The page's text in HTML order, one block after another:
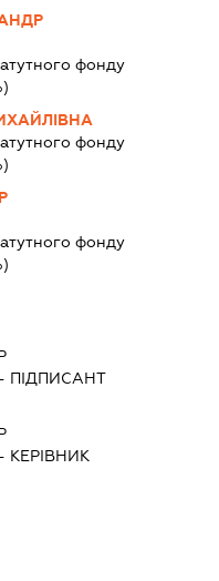
фонду
фонду
фонду
- ПІДПИСАНТ
- КЕРІВНИК